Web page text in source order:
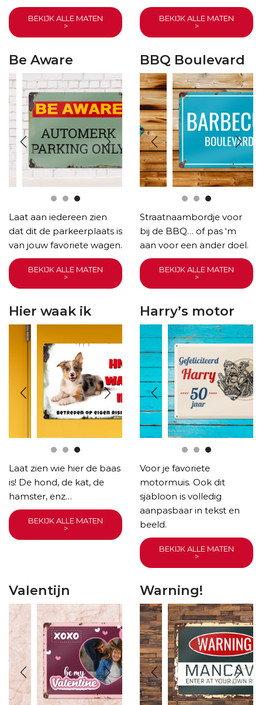
BEKIJK ALLE MATEN
>
BEKIJK ALLE MATEN
>
Be Aware
Laat aan iedereen zien
dat dit de parkeerplaats is
van jouw favoriete wagen.
BEKIJK ALLE MATEN
>
BBQ Boulevard
Straatnaambordje voor
bij de BBQ… of pas ‘m
aan voor een ander doel.
BEKIJK ALLE MATEN
>
Hier waak ik
Laat zien wie hier de baas
is! De hond, de kat, de
hamster, enz…
BEKIJK ALLE MATEN
>
Harry’s motor
Voor je favoriete
motormuis. Ook dit
sjabloon is volledig
aanpasbaar in tekst en
beeld.
BEKIJK ALLE MATEN
>
Valentijn Warning!